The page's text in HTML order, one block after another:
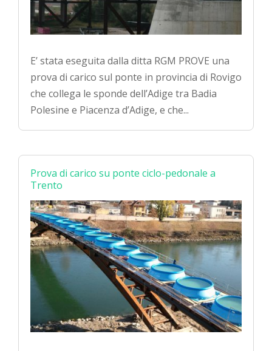
E’ stata eseguita dalla ditta RGM PROVE una
prova di carico sul ponte in provincia di Rovigo
che collega le sponde dell’Adige tra Badia
Polesine e Piacenza d’Adige, e che...
Prova di carico su ponte ciclo-pedonale a
Trento